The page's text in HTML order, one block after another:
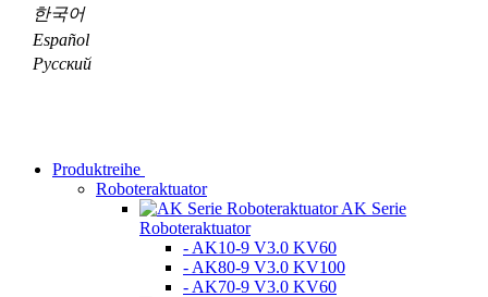
한국어
Español
Pусский
Produktreihe
Roboteraktuator
AK Serie
Roboteraktuator
- AK10-9 V3.0 KV60
- AK80-9 V3.0 KV100
- AK70-9 V3.0 KV60